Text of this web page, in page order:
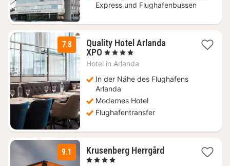
Express und Flughafenbussen
7.8
Quality Hotel Arlanda
XPO 1
Nacht
96,18
€
, 4 Sterne
Hotel in Arlanda
In der Nähe des Flughafens
Arlanda
Modernes Hotel
Flughafentransfer
9.1 Krusenberg Herrgård1
, 4 Sterne